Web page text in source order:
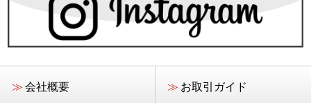
≫ 会社概要 ≫ お取引ガイド